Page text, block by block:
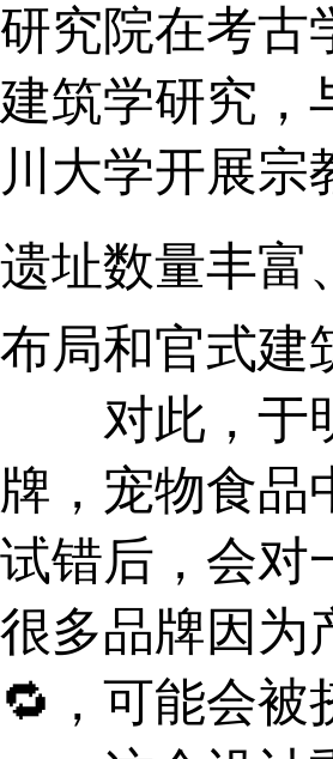
研究院在考古
建筑学研究，
川大学开展
遗址数量丰富
布局和官式建
对此，于明
牌，宠物食品
试错后，会对
很多品牌因为
🔁，可能会被